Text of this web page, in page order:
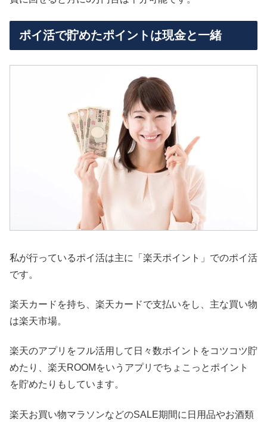
ポイ活で貯めたポイントは現金と一緒
私が行っているポイ活は主に「楽天ポイント」でのポイ活
です。
楽天カードを持ち、楽天カードで支払いをし、主な買い物
は楽天市場。
楽天のアプリをフル活用して日々数ポイントをコツコツ貯
めたり、楽天ROOMをいうアプリでちょこっとポイント
を貯めたりもしています。
楽天お買い物マラソンなどのSALE期間に日用品やお酒類